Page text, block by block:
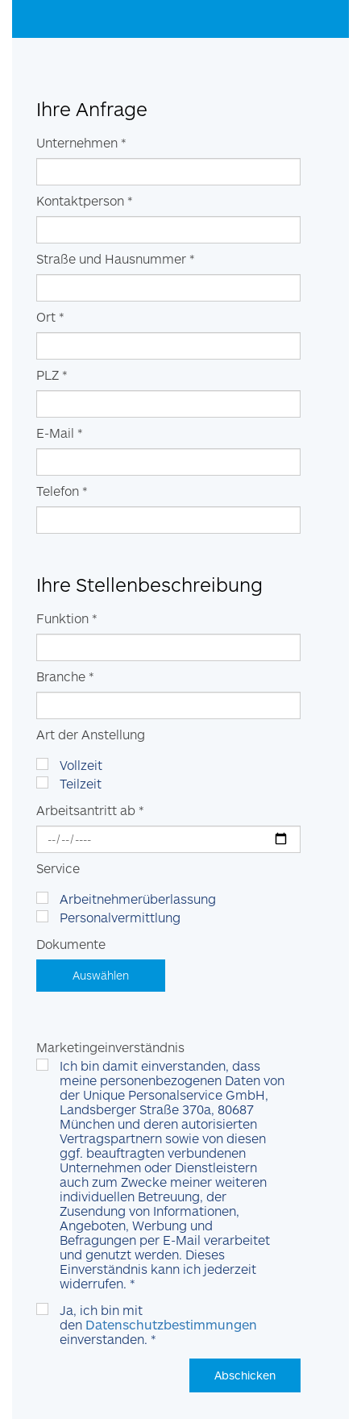
Ihre Anfrage
Unternehmen *
Kontaktperson *
Straße und Hausnummer *
Ort *
PLZ *
E-Mail *
Telefon *
Ihre Stellenbeschreibung
Funktion *
Branche *
Art der Anstellung
Vollzeit
Teilzeit
Arbeitsantritt ab *
Service
Arbeitnehmerüberlassung
Personalvermittlung
Dokumente
Auswählen
Marketingeinverständnis
Ich bin damit einverstanden, dass
meine personenbezogenen Daten von
der Unique Personalservice GmbH,
Landsberger Straße 370a, 80687
München und deren autorisierten
Vertragspartnern sowie von diesen
ggf. beauftragten verbundenen
Unternehmen oder Dienstleistern
auch zum Zwecke meiner weiteren
individuellen Betreuung, der
Zusendung von Informationen,
Angeboten, Werbung und
Befragungen per E-Mail verarbeitet
und genutzt werden. Dieses
Einverständnis kann ich jederzeit
widerrufen. *
Ja, ich bin mit
den Datenschutzbestimmungen
einverstanden. *
Abschicken